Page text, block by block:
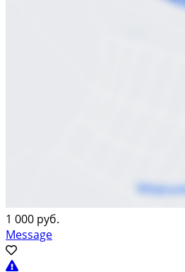
1 000 руб.
Message